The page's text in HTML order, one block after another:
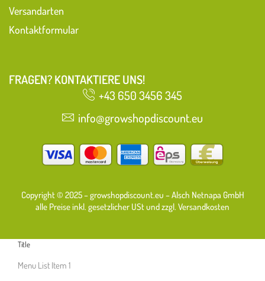
Versandarten
Kontaktformular
FRAGEN? KONTAKTIERE UNS!
+43 650 3456 345
info@growshopdiscount.eu
Copyright © 2025 – growshopdiscount.eu – Alsch Netnapa GmbH
alle Preise inkl. gesetzlicher USt und zzgl. Versandkosten
Title
Menu List Item 1